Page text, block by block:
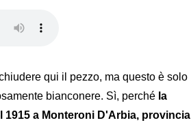
qui il pezzo, ma questo è solo
bianconere. Sì, perché la
a Monteroni D'Arbia, provincia